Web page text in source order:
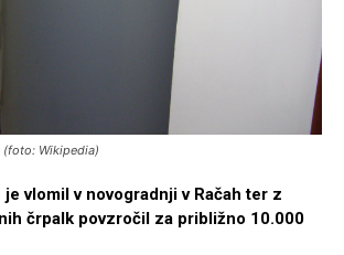
Wikipedia)
vlomil v novogradnji v Račah ter z
črpalk povzročil za približno 10.000